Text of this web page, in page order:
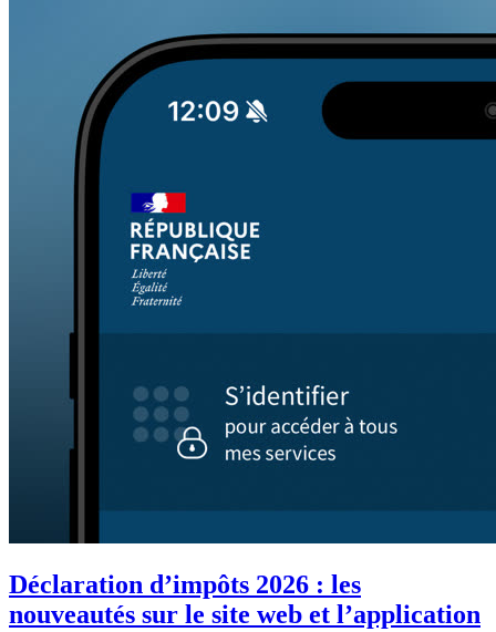
Déclaration d’impôts 2026 : les
nouveautés sur le site web et l’application